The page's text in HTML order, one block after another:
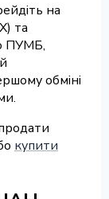
на
та
ПУМБ,
обміні
купити